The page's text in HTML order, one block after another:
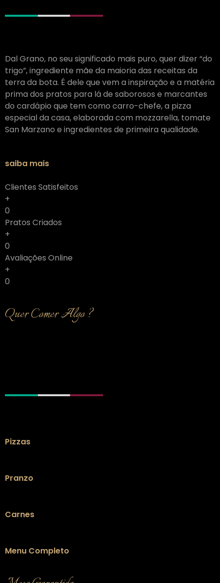
Dal Grano, no seu significado mais puro, quer dizer “do
trigo”, ingrediente mãe da maioria das receitas da
terra da bota. É dele que vem a inspiração e a matéria
prima dos pratos para lá de saborosos e marcantes
do cardápio que tem como carro-chefe, a pizza
especial da casa, elaborada com mozzarella, tomate
San Marzano e ingredientes de primeira qualidade.
saiba mais
Clientes Satisfeitos
+
0
Pratos Criados
+
0
Avaliações Online
+
0
Quer Comer Algo ?
Pizzas
Pranzo
Carnes
Menu Completo